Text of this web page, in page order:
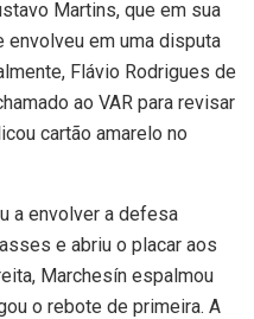
Martins, que em sua
envolveu em uma disputa
Flávio Rodrigues de
ao VAR para revisar
cartão amarelo no
a envolver a defesa
e abriu o placar aos
Marchesín espalmou
o rebote de primeira. A